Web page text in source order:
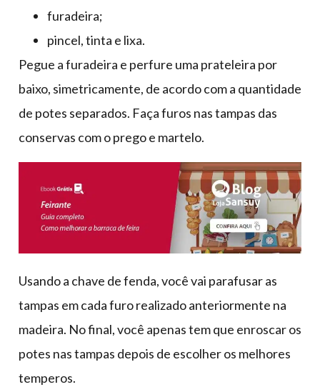
furadeira;
pincel, tinta e lixa.
Pegue a furadeira e perfure uma prateleira por
baixo, simetricamente, de acordo com a quantidade
de potes separados. Faça furos nas tampas das
conservas com o prego e martelo.
Usando a chave de fenda, você vai parafusar as
tampas em cada furo realizado anteriormente na
madeira. No final, você apenas tem que enroscar os
potes nas tampas depois de escolher os melhores
temperos.